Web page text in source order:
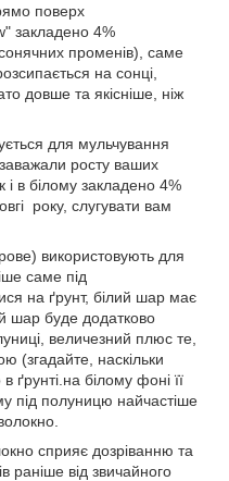
поверх
закладено 4%
сонячних променів), саме
на сонці,
довше та якісніше, ніж
для мульчування
росту ваших
і в білому закладено 4%
року, слугувати вам
використовують для
саме під
на ґрунт, білий шар має
шар буде додатково
величезний плюс те,
(згадайте, наскільки
ґрунті.на білому фоні її
під полуницю найчастіше
сприяє дозріванню та
раніше від звичайного